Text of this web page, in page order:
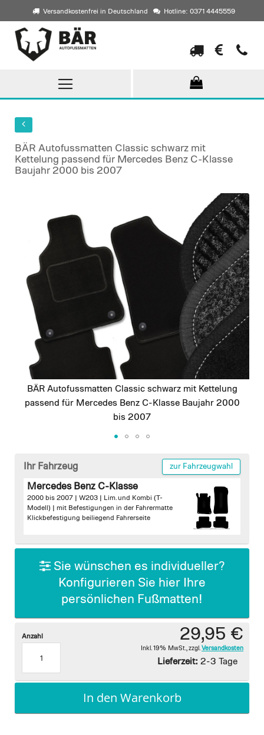
Versandkostenfrei in Deutschland Hotline: 0371 4445559
Direkt
zum
Inhalt
BÄR Autofussmatten Classic schwarz mit
Kettelung passend für Mercedes Benz C-Klasse
Baujahr 2000 bis 2007
images
gallery
BÄR Autofussmatten Classic schwarz mit Kettelung
passend für Mercedes Benz C-Klasse Baujahr 2000
bis 2007
beginning
gallery
Ihr Fahrzeug zur Fahrzeugwahl
Mercedes Benz C-Klasse
2000 bis 2007 | W203 | Lim. und Kombi (T-
Modell) | mit Befestigungen in der Fahrermatte
Klickbefestigung beiliegend Fahrerseite
Sie wünschen es individueller?
Konfigurieren Sie hier Ihre
persönlichen Fußmatten!
29,95 €
Inkl. 19% MwSt. zzgl. Versandkosten
Lieferzeit: 2-3 Tage
Anzahl
In den Warenkorb